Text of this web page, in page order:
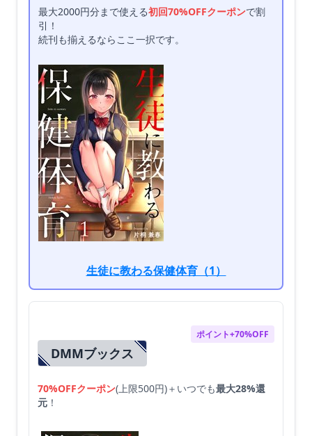
最大2000円分まで使える初回70%OFFクーポンで割
引！
続刊も揃えるならここ一択です。
生徒に教わる保健体育（1）
DMMブックス
ポイント+70%OFF
70%OFFクーポン(上限500円)＋いつでも最大28%還
元 ！